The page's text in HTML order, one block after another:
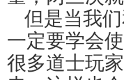
但是当我
一定要学会
很多道士玩